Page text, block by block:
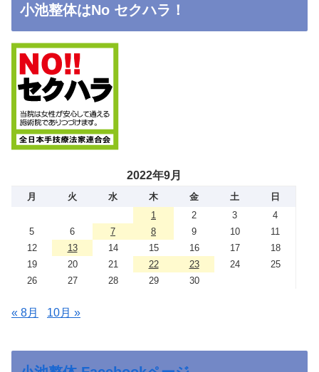
小池整体はNo セクハラ！
2022年9月
月 火 水 木 金 土
日
1
2 3
4
5
6 7 8 9 10
11
12
13 14 15 16 17
18
19
20 21 22 23 24
25
26
27 28 29 30
« 8月 10月 »